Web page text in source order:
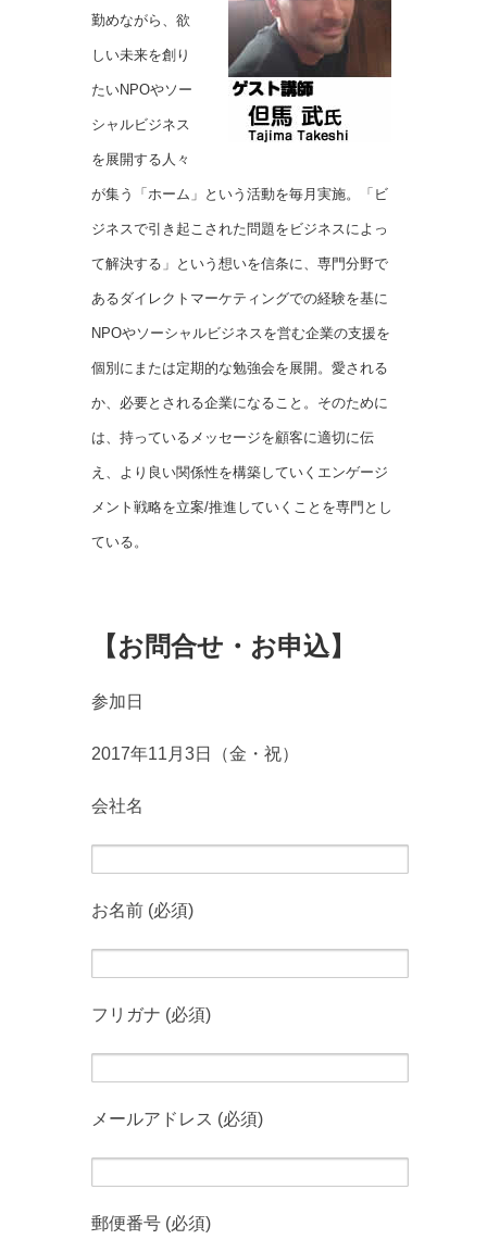
勤めながら、欲
しい未来を創り
たいNPOやソー
シャルビジネス
を展開する人々
が集う「ホーム」という活動を毎月実施。「ビ
ジネスで引き起こされた問題をビジネスによっ
て解決する」という想いを信条に、専門分野で
あるダイレクトマーケティングでの経験を基に
NPOやソーシャルビジネスを営む企業の支援を
個別にまたは定期的な勉強会を展開。愛される
か、必要とされる企業になること。そのために
は、持っているメッセージを顧客に適切に伝
え、より良い関係性を構築していくエンゲージ
メント戦略を立案/推進していくことを専門とし
ている。
【お問合せ・お申込】
参加日
2017年11月3日（金・祝）
会社名
お名前 (必須)
フリガナ (必須)
メールアドレス (必須)
郵便番号 (必須)